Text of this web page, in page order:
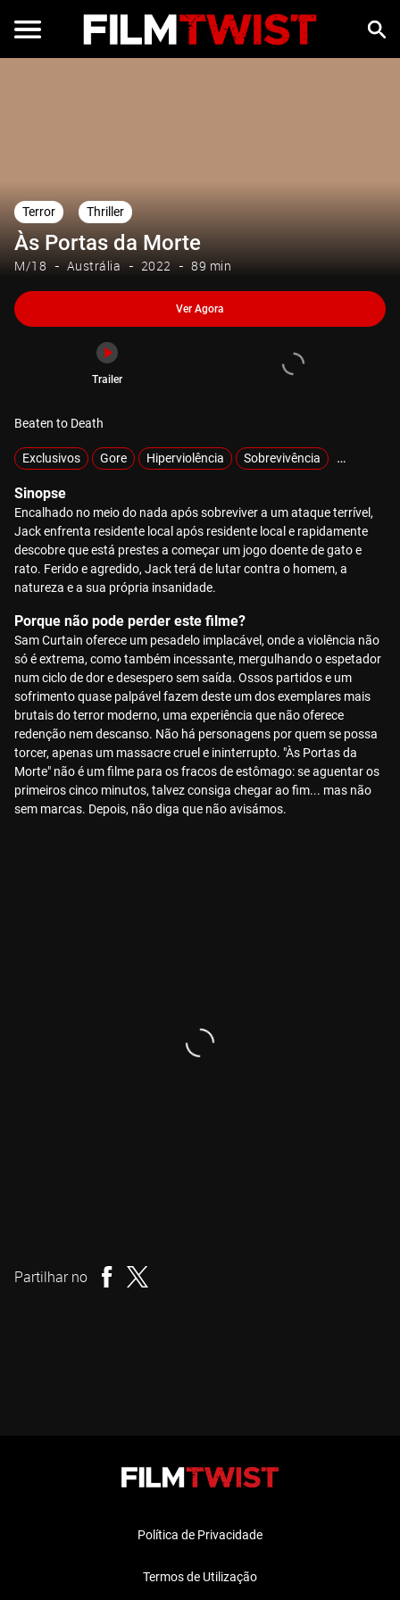
Terror Thriller
Às Portas da Morte
M/18 Austrália 2022 89 min
Ver Agora
Trailer
Beaten to Death
Exclusivos Gore Hiperviolência Sobrevivência Vingança
Sinopse
Encalhado no meio do nada após sobreviver a um ataque terrível,
Jack enfrenta residente local após residente local e rapidamente
descobre que está prestes a começar um jogo doente de gato e
rato. Ferido e agredido, Jack terá de lutar contra o homem, a
natureza e a sua própria insanidade.
Porque não pode perder este filme?
Sam Curtain oferece um pesadelo implacável, onde a violência não
só é extrema, como também incessante, mergulhando o espetador
num ciclo de dor e desespero sem saída. Ossos partidos e um
sofrimento quase palpável fazem deste um dos exemplares mais
brutais do terror moderno, uma experiência que não oferece
redenção nem descanso. Não há personagens por quem se possa
torcer, apenas um massacre cruel e ininterrupto. "Às Portas da
Morte" não é um filme para os fracos de estômago: se aguentar os
primeiros cinco minutos, talvez consiga chegar ao fim... mas não
sem marcas. Depois, não diga que não avisámos.
Partilhar no
Política de Privacidade
Termos de Utilização